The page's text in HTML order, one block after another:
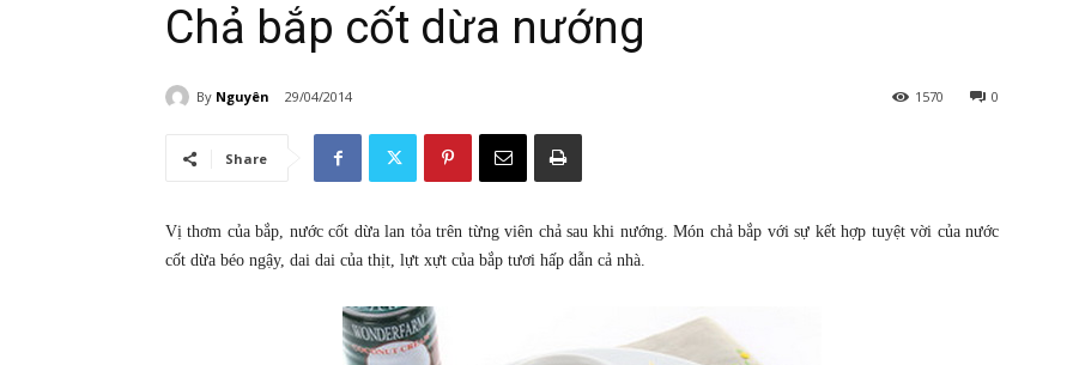
Chả bắp cốt dừa nướng
By Nguyên 29/04/2014 0
1570
Share
Vị thơm của bắp, nước cốt dừa lan tỏa trên từng viên chả sau khi nướng. Món chả bắp với sự kết hợp tuyệt vời của nước
cốt dừa béo ngậy, dai dai của thịt, lựt xựt của bắp tươi hấp dẫn cả nhà.